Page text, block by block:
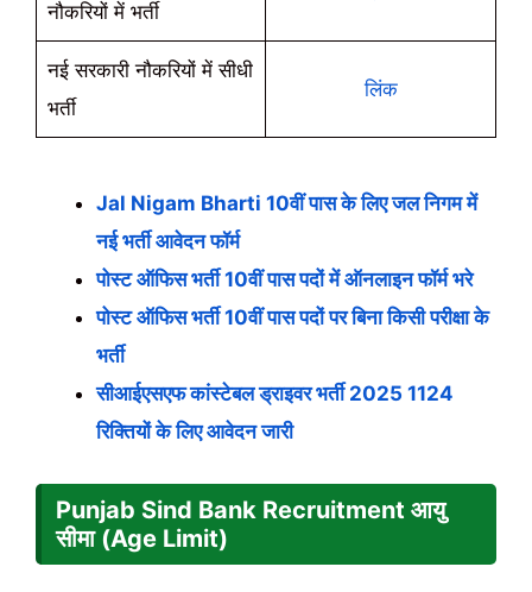
नौकरियों में भर्ती
नई सरकारी नौकरियों में सीधी
भर्ती
लिंक
Jal Nigam Bharti 10वीं पास के लिए जल निगम में
नई भर्ती आवेदन फॉर्म
पोस्ट ऑफिस भर्ती 10वीं पास पदों में ऑनलाइन फॉर्म भरे
पोस्ट ऑफिस भर्ती 10वीं पास पदों पर बिना किसी परीक्षा के
भर्ती
सीआईएसएफ कांस्टेबल ड्राइवर भर्ती 2025 1124
रिक्तियों के लिए आवेदन जारी
Punjab Sind Bank Recruitment आयु
सीमा (Age Limit)